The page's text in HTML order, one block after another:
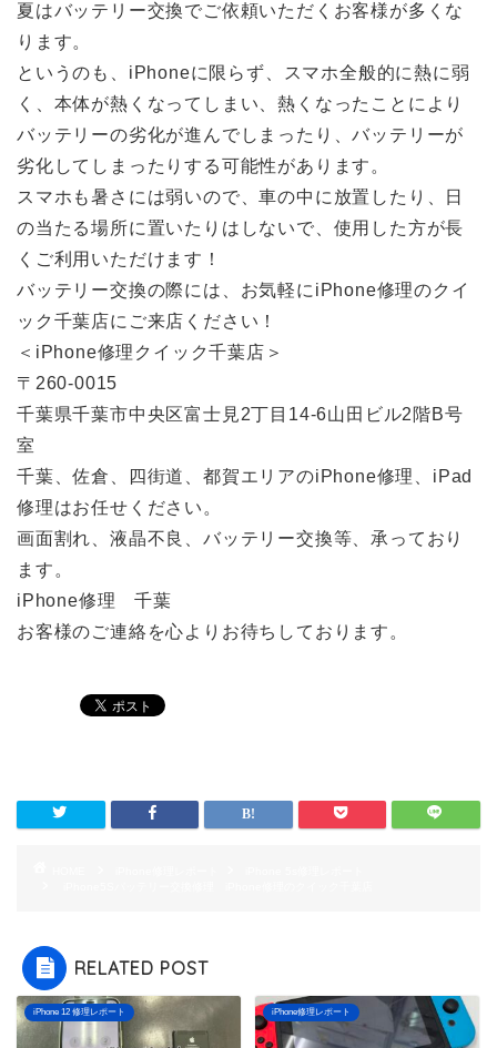
夏はバッテリー交換でご依頼いただくお客様が多くな
ります。
というのも、iPhoneに限らず、スマホ全般的に熱に弱
く、本体が熱くなってしまい、熱くなったことにより
バッテリーの劣化が進んでしまったり、バッテリーが
劣化してしまったりする可能性があります。
スマホも暑さには弱いので、車の中に放置したり、日
の当たる場所に置いたりはしないで、使用した方が長
くご利用いただけます！
バッテリー交換の際には、お気軽にiPhone修理のクイ
ック千葉店にご来店ください！
＜iPhone修理クイック千葉店＞
〒260-0015
千葉県千葉市中央区富士見2丁目14-6山田ビル2階B号
室
千葉、佐倉、四街道、都賀エリアのiPhone修理、iPad
修理はお任せください。
画面割れ、液晶不良、バッテリー交換等、承っており
ます。
iPhone修理 千葉
お客様のご連絡を心よりお待ちしております。
RELATED POST
iPhone 12 修理レポート iPhone修理レポート